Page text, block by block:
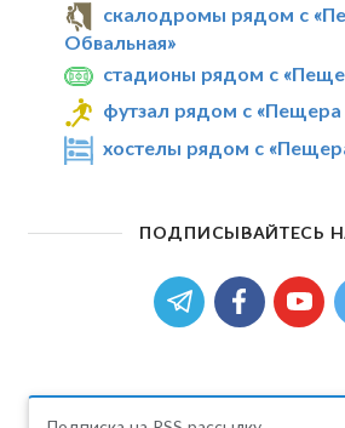
скалодромы рядом с
Обвальная»
стадионы рядом с
футзал рядом с «Пещера
хостелы рядом с
ПОДПИСЫВАЙТЕСЬ